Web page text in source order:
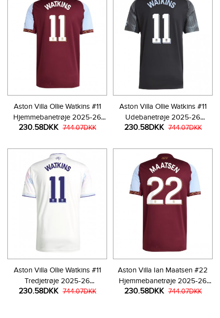
Aston Villa Ollie Watkins #11
Hjemmebanetrøje 2025-26
Kortærmet
230.58DKK 744.07DKK
Aston Villa Ollie Watkins #11
Udebanetrøje 2025-26
Kortærmet
230.58DKK 744.07DKK
Aston Villa Ollie Watkins #11
Tredjetrøje 2025-26
Kortærmet
230.58DKK 744.07DKK
Aston Villa Ian Maatsen #22
Hjemmebanetrøje 2025-26
Kortærmet
230.58DKK 744.07DKK